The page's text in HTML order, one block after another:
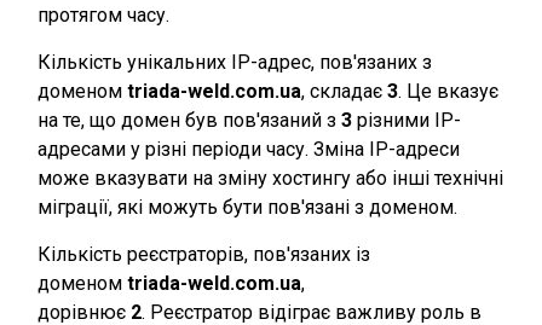
протягом часу.
Кількість унікальних IP-адрес, пов'язаних з
доменом triada-weld.com.ua, складає 3. Це вказує
на те, що домен був пов'язаний з 3 різними IP-
адресами у різні періоди часу. Зміна IP-адреси
може вказувати на зміну хостингу або інші технічні
міграції, які можуть бути пов'язані з доменом.
Кількість реєстраторів, пов'язаних із
доменом triada-weld.com.ua,
дорівнює 2. Реєстратор відіграє важливу роль в